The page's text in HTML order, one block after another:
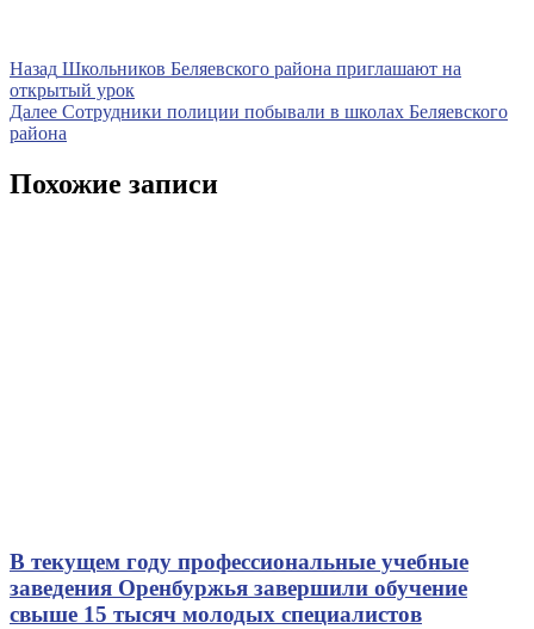
Навигация
по
записям
Назад Предыдущая
запись
Школьников Беляевского района приглашают на
открытый урок
Далее Следующая
запись
Сотрудники полиции побывали в школах Беляевского
района
Похожие записи
В текущем году профессиональные учебные
заведения Оренбуржья завершили обучение
свыше 15 тысяч молодых специалистов